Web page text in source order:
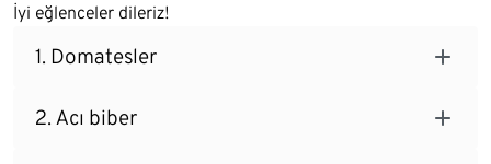
İyi eğlenceler dileriz!
1. Domatesler
2. Acı biber